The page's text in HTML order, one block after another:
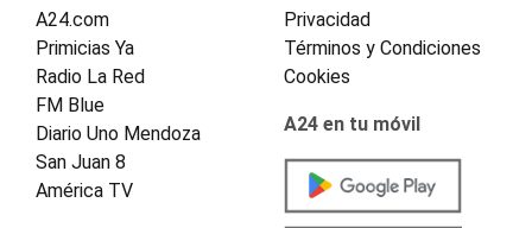
A24.com
Primicias Ya
Radio La Red
FM Blue
Diario Uno Mendoza
San Juan 8
América TV
Privacidad
Términos y Condiciones
Cookies
A24 en tu móvil